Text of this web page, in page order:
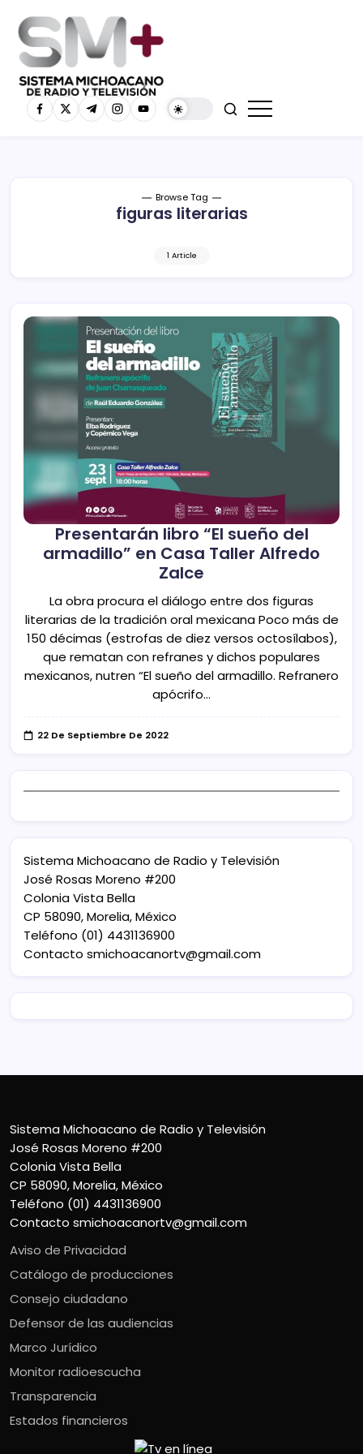
Browse Tag
figuras literarias
1 Article
Presentarán libro “El sueño del
armadillo” en Casa Taller Alfredo
Zalce
La obra procura el diálogo entre dos figuras
literarias de la tradición oral mexicana Poco más de
150 décimas (estrofas de diez versos octosílabos),
que rematan con refranes y dichos populares
mexicanos, nutren “El sueño del armadillo. Refranero
apócrifo…
22 De Septiembre De 2022
Sistema Michoacano de Radio y Televisión
José Rosas Moreno #200
Colonia Vista Bella
CP 58090, Morelia, México
Teléfono (01) 4431136900
Contacto smichoacanortv@gmail.com
Sistema Michoacano de Radio y Televisión
José Rosas Moreno #200
Colonia Vista Bella
CP 58090, Morelia, México
Teléfono (01) 4431136900
Contacto smichoacanortv@gmail.com
Aviso de Privacidad
Catálogo de producciones
Consejo ciudadano
Defensor de las audiencias
Marco Jurídico
Monitor radioescucha
Transparencia
Estados financieros